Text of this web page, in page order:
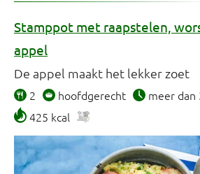
Stamppot met raapstelen,
appel
De appel maakt het lekker zoet
2 hoofdgerecht
meer
425 kcal